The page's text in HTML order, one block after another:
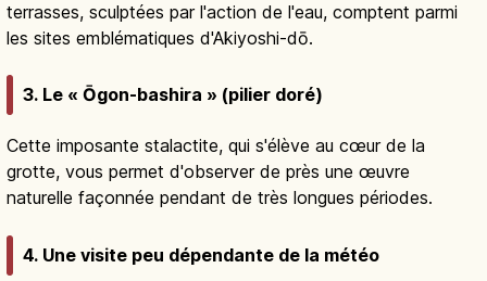
terrasses, sculptées par l'action de l'eau, comptent parmi
les sites emblématiques d'Akiyoshi-dō.
3. Le « Ōgon-bashira » (pilier doré)
Cette imposante stalactite, qui s'élève au cœur de la
grotte, vous permet d'observer de près une œuvre
naturelle façonnée pendant de très longues périodes.
4. Une visite peu dépendante de la météo